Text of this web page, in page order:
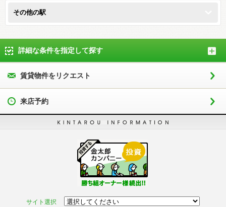
その他の駅
詳細な条件を指定して探す
賃貸物件をリクエスト
来店予約
サイト選択